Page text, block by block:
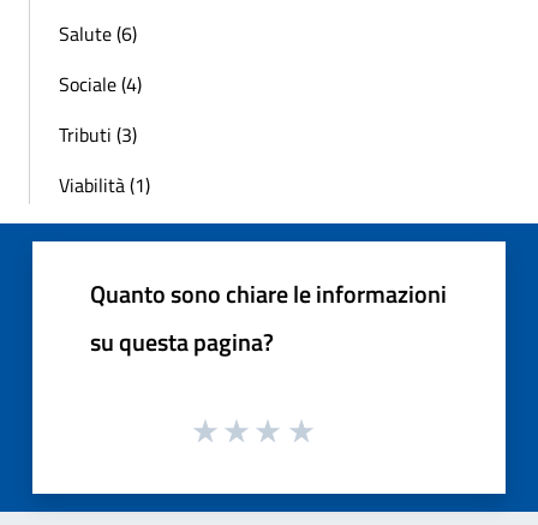
Salute (6)
Sociale (4)
Tributi (3)
Viabilità (1)
Quanto sono chiare le informazioni
su questa pagina?